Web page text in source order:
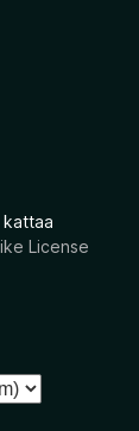
kattaa
License